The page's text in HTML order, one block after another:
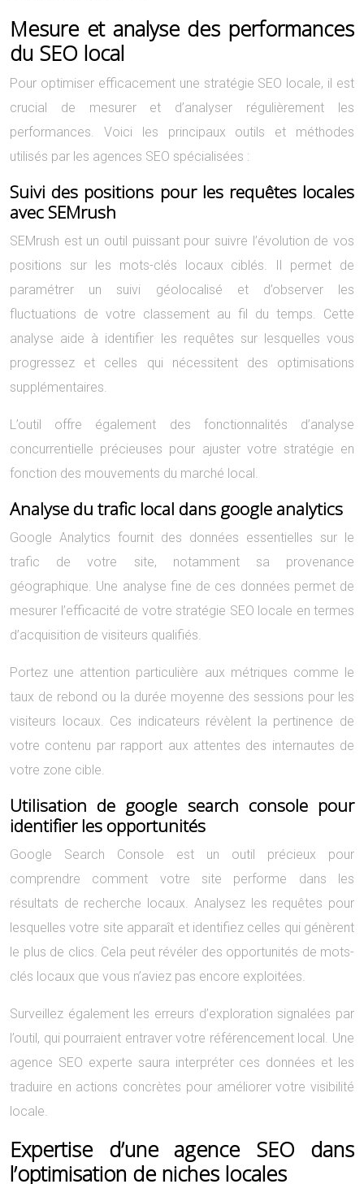
Mesure et analyse des performances
du SEO local
Pour optimiser efficacement une stratégie SEO locale, il est
crucial de mesurer et d’analyser régulièrement les
performances. Voici les principaux outils et méthodes
utilisés par les agences SEO spécialisées :
Suivi des positions pour les requêtes locales
avec SEMrush
SEMrush est un outil puissant pour suivre l’évolution de vos
positions sur les mots-clés locaux ciblés. Il permet de
paramétrer un suivi géolocalisé et d’observer les
fluctuations de votre classement au fil du temps. Cette
analyse aide à identifier les requêtes sur lesquelles vous
progressez et celles qui nécessitent des optimisations
supplémentaires.
L’outil offre également des fonctionnalités d’analyse
concurrentielle précieuses pour ajuster votre stratégie en
fonction des mouvements du marché local.
Analyse du trafic local dans google analytics
Google Analytics fournit des données essentielles sur le
trafic de votre site, notamment sa provenance
géographique. Une analyse fine de ces données permet de
mesurer l’efficacité de votre stratégie SEO locale en termes
d’acquisition de visiteurs qualifiés.
Portez une attention particulière aux métriques comme le
taux de rebond ou la durée moyenne des sessions pour les
visiteurs locaux. Ces indicateurs révèlent la pertinence de
votre contenu par rapport aux attentes des internautes de
votre zone cible.
Utilisation de google search console pour
identifier les opportunités
Google Search Console est un outil précieux pour
comprendre comment votre site performe dans les
résultats de recherche locaux. Analysez les requêtes pour
lesquelles votre site apparaît et identifiez celles qui génèrent
le plus de clics. Cela peut révéler des opportunités de mots-
clés locaux que vous n’aviez pas encore exploitées.
Surveillez également les erreurs d’exploration signalées par
l’outil, qui pourraient entraver votre référencement local. Une
agence SEO experte saura interpréter ces données et les
traduire en actions concrètes pour améliorer votre visibilité
locale.
Expertise d’une agence SEO dans
l’optimisation de niches locales